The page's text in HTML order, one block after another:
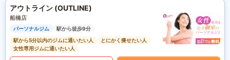
アウトライン (OUTLINE)
船橋店
パーソナルジム
駅から徒歩9分
駅から5分以内のジムに通いたい人
とにかく痩せたい人
女性専用ジムに通いたい人